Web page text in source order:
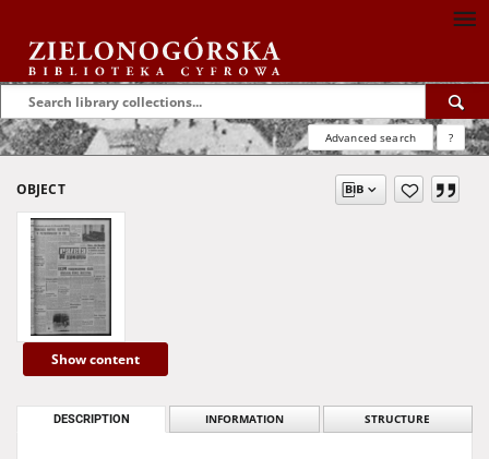
Advanced search ?
OBJECT
Show content
DESCRIPTION INFORMATION STRUCTURE